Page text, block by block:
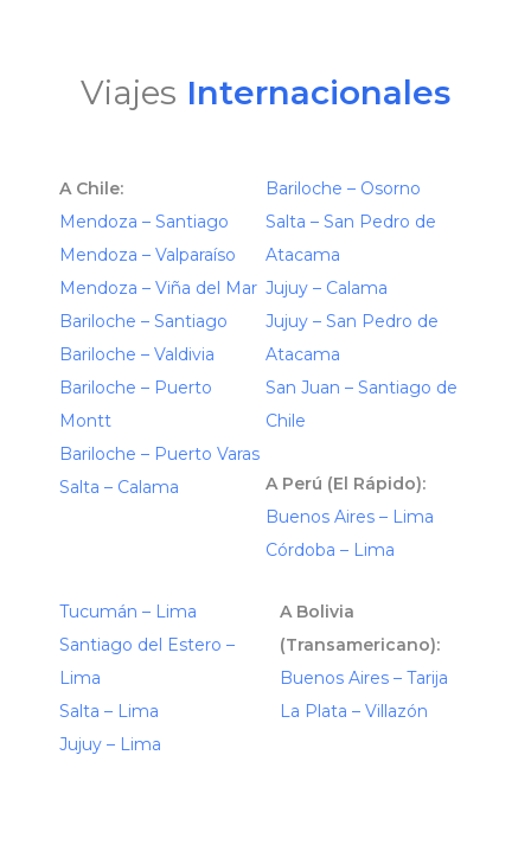
Viajes Internacionales
A Chile:
Mendoza – Santiago
Mendoza – Valparaíso
Mendoza – Viña del Mar
Bariloche – Santiago
Bariloche – Valdivia
Bariloche – Puerto
Montt
Bariloche – Puerto Varas
Salta – Calama
Bariloche – Osorno
Salta – San Pedro de
Atacama
Jujuy – Calama
Jujuy – San Pedro de
Atacama
San Juan – Santiago de
Chile
A Perú (El Rápido):
Buenos Aires – Lima
Córdoba – Lima
Tucumán – Lima
Santiago del Estero –
Lima
Salta – Lima
Jujuy – Lima
A Bolivia
(Transamericano):
Buenos Aires – Tarija
La Plata – Villazón